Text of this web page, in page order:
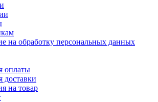
на обработку персональных данных
оплаты
доставки
на товар